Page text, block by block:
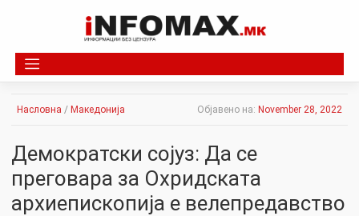
Насловна / Македонија Објавено на: November 28, 2022
Демократски сојуз: Да се
преговара за Охридската
архиепископија е велепредавство